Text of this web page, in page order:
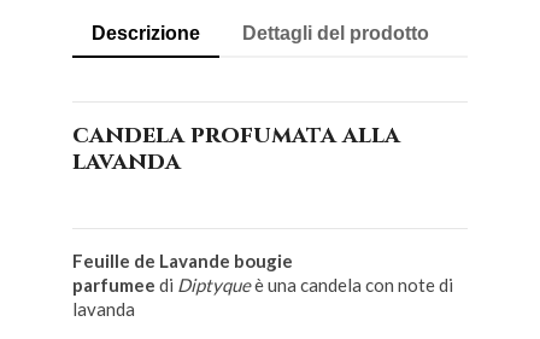
Descrizione Dettagli del prodotto
candela profumata alla
lavanda
Feuille de Lavande bougie
parfumee di Diptyqueè una candela con note di
lavanda